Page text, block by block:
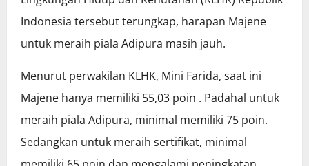
Indonesia tersebut terungkap, harapan Majene
untuk meraih piala Adipura masih jauh.
Menurut perwakilan KLHK, Mini Farida, saat ini
Majene hanya memiliki 55,03 poin . Padahal untuk
meraih piala Adipura, minimal memiliki 75 poin.
Sedangkan untuk meraih sertifikat, minimal